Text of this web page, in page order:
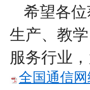
希望各
生产、教
服务行业
全国通信